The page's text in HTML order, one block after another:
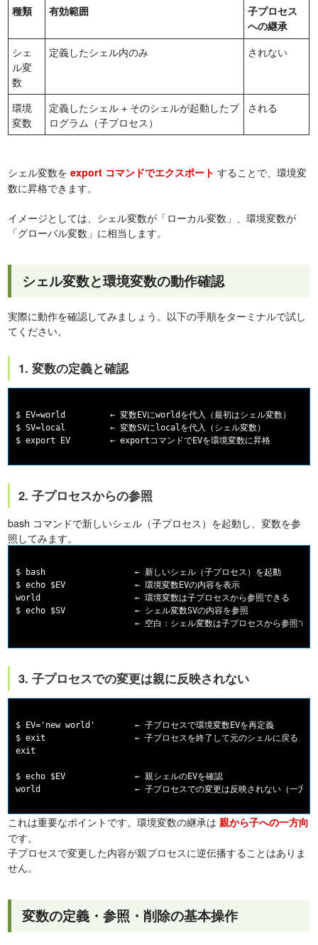
種類 有効範囲
子プロセス
への継承
シェ
ル変
数
定義したシェル内のみ されない
環境
変数
定義したシェル + そのシェルが起動したプ
ログラム（子プロセス）
される
シェル変数をexport コマンドでエクスポート することで、環境変
数に昇格できます。
イメージとしては、シェル変数が「ローカル変数」、環境変数が
「グローバル変数」に相当します。
シェル変数と環境変数の動作確認
実際に動作を確認してみましょう。以下の手順をターミナルで試し
てください。
1. 変数の定義と確認
$ EV=world         ← 変数EVにworldを代入（最初はシェル変数）
$ SV=local         ← 変数SVにlocalを代入（シェル変数）
2. 子プロセスからの参照
bash コマンドで新しいシェル（子プロセス）を起動し、変数を参
照してみます。
$ bash                  ← 新しいシェル（子プロセス）を起動
$ echo $EV              ← 環境変数EVの内容を表示
world                   ← 環境変数は子プロセスから参照できる
$ echo $SV              ← シェル変数SVの内容を参照
3. 子プロセスでの変更は親に反映されない
$ EV='new world'        ← 子プロセスで環境変数EVを再定義
$ exit                  ← 子プロセスを終了して元のシェルに戻る
exit
$ echo $EV              ← 親シェルのEVを確認
これは重要なポイントです。環境変数の継承は親から子への一方向
です。
子プロセスで変更した内容が親プロセスに逆伝播することはありま
せん。
変数の定義・参照・削除の基本操作